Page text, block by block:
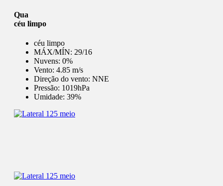
Qua
céu limpo
céu limpo
MÁX/MÍN: 29/16
Nuvens: 0%
Vento: 4.85 m/s
Direção do vento: NNE
Pressão: 1019hPa
Umidade: 39%